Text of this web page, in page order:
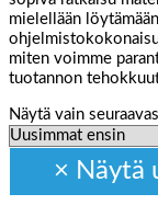
mielellään
miten voimme
tuotannon
Näytä vain